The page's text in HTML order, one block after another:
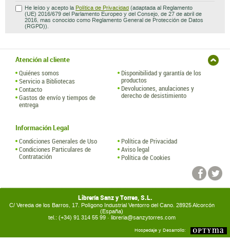
He leído y acepto la Política de Privacidad (adaptada al Reglamento
(UE) 2016/679 del Parlamento Europeo y del Consejo, de 27 de abril de
2016, mas conocido como Reglamento General de Protección de Datos
(RGPD)).
Atención al cliente
Quiénes somos
Servicio a Bibliotecas
Contacto
Gastos de envío y tiempos de
entrega
Disponibilidad y garantía de los
productos
Devoluciones, anulaciones y
derecho de desistimiento
Información Legal
Condiciones Generales de Uso
Condiciones Particulares de
Contratación
Política de Privacidad
Aviso legal
Política de Cookies
Librería Sanz y Torres, S.L.
C/ Vereda de los Barros, 17. Polígono Industrial Ventorro del Cano. 28925 Alcorcón
(España)
tel.: (+34) 91 314 55 99 · libreria@sanzytorres.com
Hospedaje y Desarrollo: